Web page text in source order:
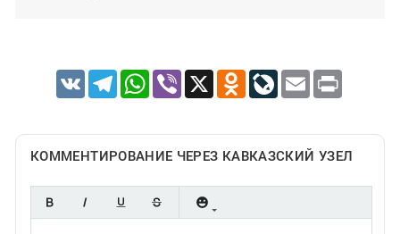
VK TelegramWhatsApp
Viber X Odnoklassniki
LiveJournal
Email Print
КОММЕНТИРОВАНИЕ ЧЕРЕЗ КАВКАЗСКИЙ УЗЕЛ